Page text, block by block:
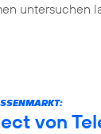
untersuchen
von